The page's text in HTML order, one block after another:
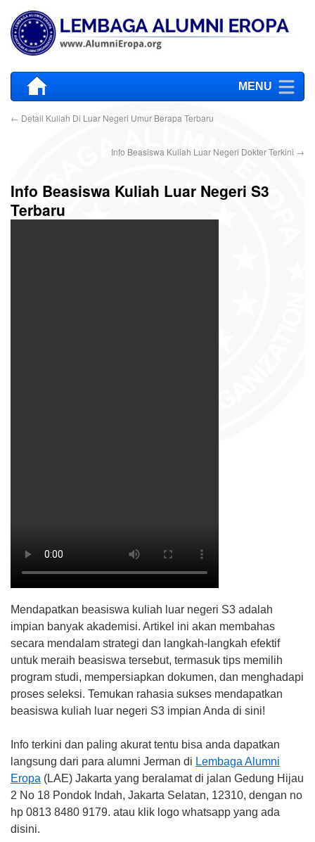
MENU
← Detail Kuliah Di Luar Negeri Umur Berapa Terbaru
Info Beasiswa Kuliah Luar Negeri Dokter Terkini →
Info Beasiswa Kuliah Luar Negeri S3
Terbaru
Mendapatkan beasiswa kuliah luar negeri S3 adalah
impian banyak akademisi. Artikel ini akan membahas
secara mendalam strategi dan langkah-langkah efektif
untuk meraih beasiswa tersebut, termasuk tips memilih
program studi, mempersiapkan dokumen, dan menghadapi
proses seleksi. Temukan rahasia sukses mendapatkan
beasiswa kuliah luar negeri S3 impian Anda di sini!
Info terkini dan paling akurat tentu bisa anda dapatkan
langsung dari para alumni Jerman di Lembaga Alumni
Eropa (LAE) Jakarta yang beralamat di jalan Gedung Hijau
2 No 18 Pondok Indah, Jakarta Selatan, 12310, dengan no
hp 0813 8480 9179. atau klik logo whatsapp yang ada
disini.